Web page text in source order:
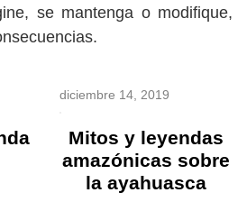
se mantenga o modifique,
diciembre 14, 2019
Mitos y leyendas
amazónicas sobre
la ayahuasca